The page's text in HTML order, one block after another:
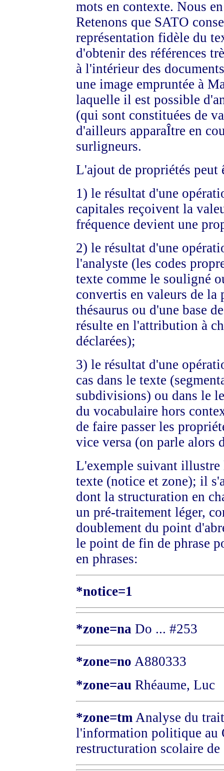
mots en contexte. Nous
Retenons que SATO
représentation fidèle du
d'obtenir des références
à l'intérieur des
une image empruntée à
laquelle il est possible
(qui sont constituées de
d'ailleurs apparaÎtre en
surligneurs.
L'ajout de propriétés peut
1) le résultat d'une
capitales reçoivent la
fréquence devient une
2) le résultat d'une
l'analyste (les codes
texte comme le souligné
convertis en valeurs de
thésaurus ou d'une base
résulte en l'attribution à
déclarées);
3) le résultat d'une
cas dans le texte
subdivisions) ou dans le
du vocabulaire hors
de faire passer les
vice versa (on parle alors
L'exemple suivant illustre
texte (notice et zone); il
dont la structuration en
un pré-traitement léger,
doublement du point
le point de fin de phrase
en phrases:
*notice=1
*zone=na Do ... #253
*zone=no A880333
*zone=au Rhéaume, Luc
*zone=tm Analyse du
l'information politique au
restructuration scolaire de